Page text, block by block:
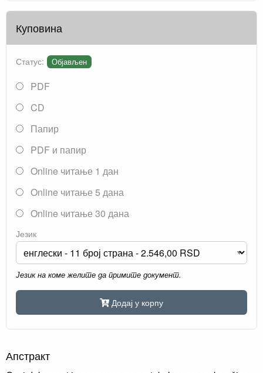
Куповина
Статус: Објављен
PDF
CD
Папир
PDF и папир
Online читање 1 дан
Online читање 5 дана
Online читање 30 дана
Језик
Језик на коме желите да примите документ.
Додај у корпу
Апстракт